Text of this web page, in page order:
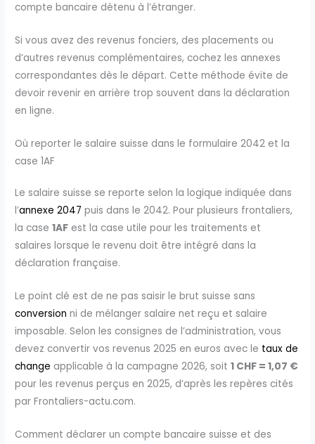
compte bancaire détenu à l’étranger.
Si vous avez des revenus fonciers, des placements ou
d’autres revenus complémentaires, cochez les annexes
correspondantes dès le départ. Cette méthode évite de
devoir revenir en arrière trop souvent dans la déclaration
en ligne.
Où reporter le salaire suisse dans le formulaire 2042 et la
case 1AF
Le salaire suisse se reporte selon la logique indiquée dans
l’annexe 2047 puis dans le 2042. Pour plusieurs frontaliers,
la case1AF est la case utile pour les traitements et
salaires lorsque le revenu doit être intégré dans la
déclaration française.
Le point clé est de ne pas saisir le brut suisse sans
conversion ni de mélanger salaire net reçu et salaire
imposable. Selon les consignes de l’administration, vous
devez convertir vos revenus 2025 en euros avec le taux de
change applicable à la campagne 2026, soit1 CHF = 1,07 €
pour les revenus perçus en 2025, d’après les repères cités
par Frontaliers-actu.com.
Comment déclarer un compte bancaire suisse et des